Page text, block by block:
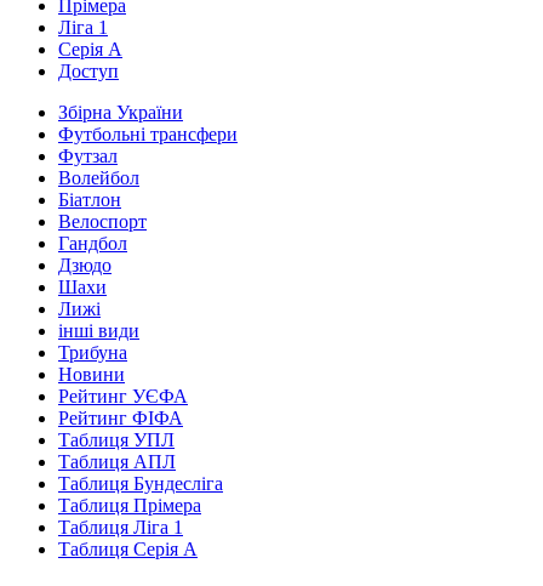
Прімера
Ліга 1
Серія А
Доступ
Збірна України
Футбольні трансфери
Футзал
Волейбол
Біатлон
Велоспорт
Гандбол
Дзюдо
Шахи
Лижі
інші види
Трибуна
Новини
Рейтинг УЄФА
Рейтинг ФІФА
Таблиця УПЛ
Таблиця АПЛ
Таблиця Бундесліга
Таблиця Прімера
Таблиця Ліга 1
Таблиця Серія А